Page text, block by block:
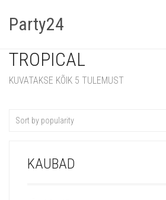
Party24
TROPICAL
KUVATAKSE KÕIK 5 TULEMUST
Sort by popularity
KAUBAD